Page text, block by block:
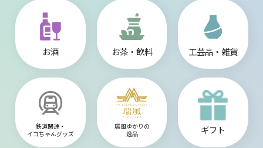
お酒 お茶・飲料 工芸品・雑貨
鉄道関連・
イコちゃんグッズ
瑞風ゆかりの
逸品
ギフト